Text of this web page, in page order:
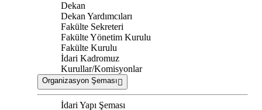
Dekan
Dekan Yardımcıları
Fakülte Sekreteri
Fakülte Yönetim Kurulu
Fakülte Kurulu
İdari Kadromuz
Kurullar/Komisyonlar
Organizasyon Şeması
İdari Yapı Şeması